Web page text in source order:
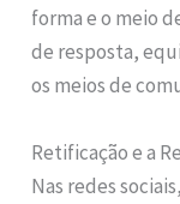
forma e o meio
de resposta,
os meios de
Retificação e a
Nas redes